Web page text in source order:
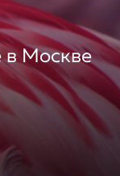
в Москве